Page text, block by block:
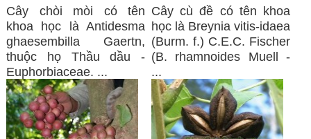
​Cây chòi mòi có tên
khoa học là Antidesma
ghaesembilla Gaertn,
thuộc họ Thầu dầu -
Euphorbiaceae. ...
Cây cù đề có tên khoa
học là Breynia vitis-idaea
(Burm. f.) C.E.C. Fischer
(B. rhamnoides Muell -
...